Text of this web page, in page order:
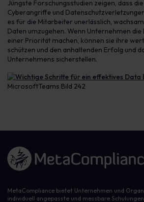
Jüngste Forschungsstudien zeigen, dass
Cyberangriffe und
es für die Mitarbeiter unerlässlich,
Daten umzugehen. Wenn Unternehmen
einer Priorität machen, können sie ihre
schützen und den anhaltenden Erfolg und
Unternehmens sicherstellen.
MicrosoftTeams Bild 242
Link zur Homepage
MetaCompliance bietet Unternehmen und
individuell angepasste und messbare